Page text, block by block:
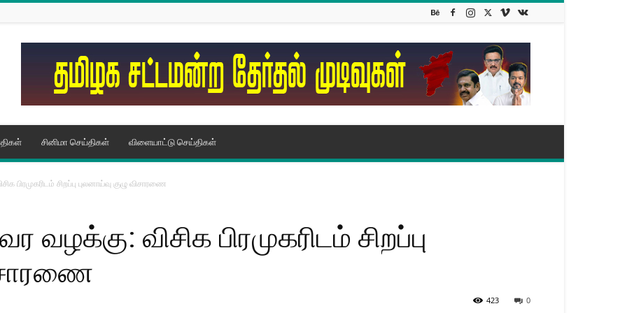
சினிமா செய்திகள் விளையாட்டு செய்திகள்
பிரமுகரிடம் சிறப்பு புலனாய்வு குழு விசாரணை
விசிக பிரமுகரிடம் சிறப்பு
0
423